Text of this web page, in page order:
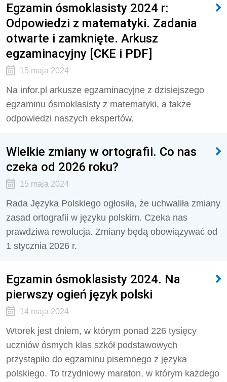
Egzamin ósmoklasisty 2024 r:
Odpowiedzi z matematyki. Zadania
otwarte i zamknięte. Arkusz
egzaminacyjny [CKE i PDF]
15 maja 2024
Na infor.pl arkusze egzaminacyjne z dzisiejszego
egzaminu ósmoklasisty z matematyki, a także
odpowiedzi naszych ekspertów.
Wielkie zmiany w ortografii. Co nas
czeka od 2026 roku?
15 maja 2024
Rada Języka Polskiego ogłosiła, że uchwaliła zmiany
zasad ortografii w języku polskim. Czeka nas
prawdziwa rewolucja. Zmiany będą obowiązywać od
1 stycznia 2026 r.
Egzamin ósmoklasisty 2024. Na
pierwszy ogień język polski
14 maja 2024
Wtorek jest dniem, w którym ponad 226 tysięcy
uczniów ósmych klas szkół podstawowych
przystąpiło do egzaminu pisemnego z języka
polskiego. To trzydniowy maraton, w którym każdego